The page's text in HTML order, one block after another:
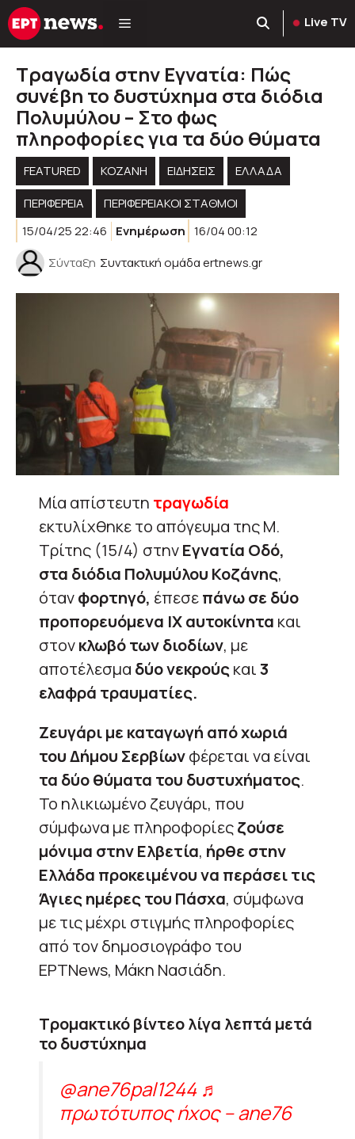
Μετάβαση
σε
Live TV
Τραγωδία στην Εγνατία: Πώς
συνέβη το δυστύχημα στα διόδια
Πολυμύλου – Στο φως
πληροφορίες για τα δύο θύματα
FEATURED KOZANH ΕΙΔΗΣΕΙΣ
ΕΛΛΑΔΑ
ΠΕΡΙΦΈΡΕΙΑ
ΠΕΡΙΦΕΡΕΙΑΚΟΊ ΣΤΑΘΜΟΊ
15/04/25 22:46
Ενημέρωση 16/04 00:12
Σύνταξη Συντακτική ομάδα ertnews.gr
Μία απίστευτη τραγωδία
εκτυλίχθηκε το απόγευμα της Μ.
Τρίτης (15/4) στηνΕγνατία Οδό,
στα διόδια Πολυμύλου Κοζάνης,
ότανφορτηγό, έπεσεπάνω σε δύο
προπορευόμενα ΙΧ αυτοκίνητα και
στονκλωβό των διοδίων, με
αποτέλεσμα δύο νεκρούςκαι3
ελαφρά τραυματίες.
Ζευγάρι με καταγωγή από χωριά
του Δήμου Σερβίωνφέρεται να είναι
τα δύο θύματα του δυστυχήματος.
Το ηλικιωμένο ζευγάρι, που
σύμφωνα με πληροφορίεςζούσε
μόνιμα στην Ελβετία, ήρθε στην
Ελλάδα προκειμένου να περάσει τις
Άγιες ημέρες του Πάσχα, σύμφωνα
με τις μέχρι στιγμής πληροφορίες
από τον δημοσιογράφο του
ΕΡΤNews, Μάκη Νασιάδη.
Τρομακτικό βίντεο λίγα λεπτά μετά
το δυστύχημα
@ane76pal1244 ♬
πρωτότυπος ήχος – ane76